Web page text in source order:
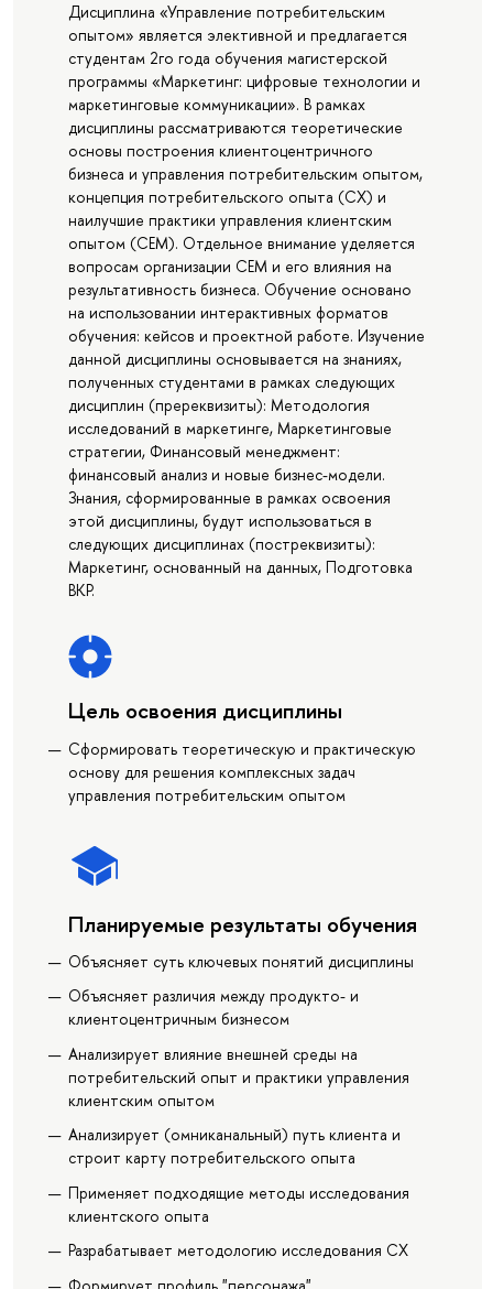
Дисциплина «Управление потребительским
опытом» является элективной и предлагается
студентам 2го года обучения магистерской
программы «Маркетинг: цифровые технологии и
маркетинговые коммуникации». В рамках
дисциплины рассматриваются теоретические
основы построения клиентоцентричного
бизнеса и управления потребительским опытом,
концепция потребительского опыта (СХ) и
наилучшие практики управления клиентским
опытом (СЕМ). Отдельное внимание уделяется
вопросам организации СЕМ и его влияния на
результативность бизнеса. Обучение основано
на использовании интерактивных форматов
обучения: кейсов и проектной работе. Изучение
данной дисциплины основывается на знаниях,
полученных студентами в рамках следующих
дисциплин (пререквизиты): Методология
исследований в маркетинге, Маркетинговые
стратегии, Финансовый менеджмент:
финансовый анализ и новые бизнес-модели.
Знания, сформированные в рамках освоения
этой дисциплины, будут использоваться в
следующих дисциплинах (постреквизиты):
Маркетинг, основанный на данных, Подготовка
ВКР.
Цель освоения дисциплины
Сформировать теоретическую и практическую
основу для решения комплексных задач
управления потребительским опытом
Планируемые результаты обучения
Объясняет суть ключевых понятий дисциплины
Объясняет различия между продукто- и
клиентоцентричным бизнесом
Анализирует влияние внешней среды на
потребительский опыт и практики управления
клиентским опытом
Анализирует (омниканальный) путь клиента и
строит карту потребительского опыта
Применяет подходящие методы исследования
клиентского опыта
Разрабатывает методологию исследования СХ